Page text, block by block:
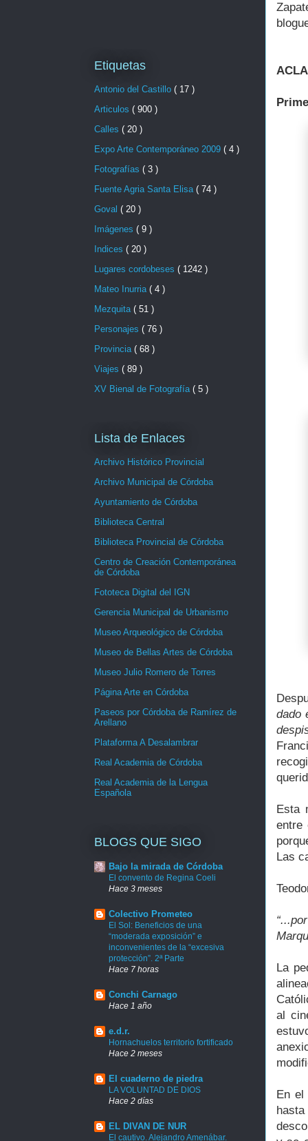
dado
Esta
entre
Las
La
al
En
Etiquetas
Antonio del Castillo ( 17 )
Articulos ( 900 )
Calles ( 20 )
Expo Arte Contemporáneo 2009 ( 4 )
Fotografías ( 3 )
Fuente Agria Santa Elisa ( 74 )
Goval ( 20 )
Imágenes ( 9 )
Indices ( 20 )
Lugares cordobeses ( 1242 )
Mateo Inurria ( 4 )
Mezquita ( 51 )
Personajes ( 76 )
Provincia ( 68 )
Viajes ( 89 )
XV Bienal de Fotografía ( 5 )
Lista de Enlaces
Archivo Histórico Provincial
Archivo Municipal de Córdoba
Ayuntamiento de Córdoba
Biblioteca Central
Biblioteca Provincial de Córdoba
Centro de Creación Contemporánea
de Córdoba
Fototeca Digital del IGN
Gerencia Municipal de Urbanismo
Museo Arqueológico de Córdoba
Museo de Bellas Artes de Córdoba
Museo Julio Romero de Torres
Página Arte en Córdoba
Paseos por Córdoba de Ramírez de
Arellano
Plataforma A Desalambrar
Real Academia de Córdoba
Real Academia de la Lengua
Española
BLOGS QUE SIGO
Bajo la mirada de Córdoba
El convento de Regina Coeli
Hace 3 meses
Colectivo Prometeo
El Sol: Beneficios de una
“moderada exposición” e
inconvenientes de la “excesiva
protección”. 2ª Parte
Hace 7 horas
Conchi Carnago
Hace 1 año
e.d.r.
Hornachuelos territorio fortificado
Hace 2 meses
El cuaderno de piedra
LA VOLUNTAD DE DIOS
Hace 2 días
EL DIVAN DE NUR
El cautivo. Alejandro Amenábar.